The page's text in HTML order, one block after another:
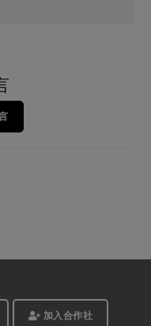
加入合作社